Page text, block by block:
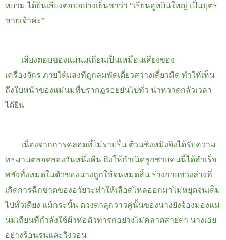
หยาม ได้ยินเสียงตอบอย่างเย็นชาว่า “เรียนฮูหยินใหญ่ เป็นบุตร
ชายเจ้าค่ะ”
เสียงตอบของแม่นมเถียนเป็นเหมือนเสียงของ
เครื่องจักร ภายใต้แสงที่ถูกลมพัดเดี๋ยวสว่างเดี๋ยวมืด ทำให้เห็น
ถึงใบหน้าของแม่นมที่ปรากฏรอยย่นไปทั่ว น่าหวาดกลัวเวลา
ได้ยิน
เนื่องจากการคลอดที่ไม่ราบรื่น ต้วนชิงหมิงจึงได้รับความ
ทรมานตลอดสองวันหนึ่งคืน ถึงให้กำเนิดลูกชายคนนี้ได้สำเร็จ
พลังทั้งหมดในตัวของนางถูกใช้จนหมดสิ้น ร่างกายช่วงล่างที่
เกิดการฉีกขาดของอวัยวะทำให้เลือดไหลออกมาไม่หยุดจนเต็ม
ไปทั่วเตียง แม้กระนั้น ดวงตาลุกวาวคู่นั้นของนางยังจ้องมองแม่
นมเถียนที่กำลังใช้ผ้าห่อตัวทารกอย่างไม่คลาดสายตา นางเอ่ย
อย่างร้อนรนและวิงวอน